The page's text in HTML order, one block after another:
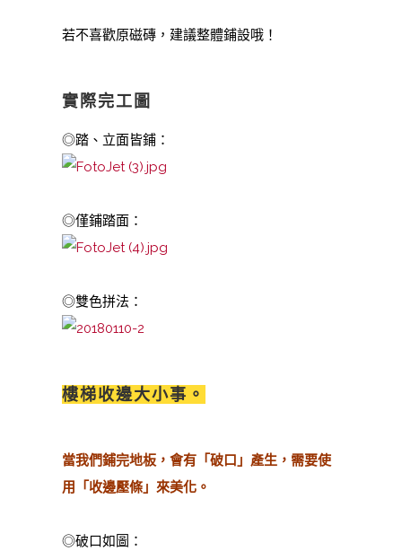
若不喜歡原磁磚，建議整體鋪設哦！
實際完工圖
◎踏、立面皆鋪：
◎僅鋪踏面：
◎雙色拼法：
樓梯收邊大小事。
當我們鋪完地板，會有「破口」產生，需要使
用「收邊壓條」來美化。
◎破口如圖：